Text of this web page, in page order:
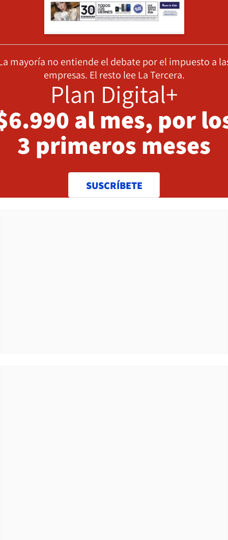
mayoría no entiende el debate por el impuesto a
empresas. El resto lee La Tercera.
Plan Digital+
al mes, por
3 primeros meses
SUSCRÍBETE